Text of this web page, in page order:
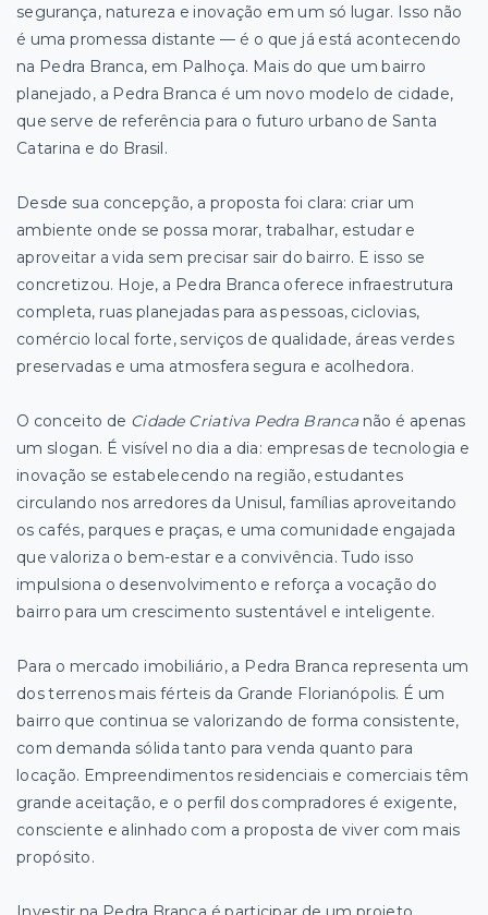
segurança, natureza e inovação em um só lugar. Isso não
é uma promessa distante — é o que já está acontecendo
na Pedra Branca, em Palhoça. Mais do que um bairro
planejado, a Pedra Branca é um novo modelo de cidade,
que serve de referência para o futuro urbano de Santa
Catarina e do Brasil.
Desde sua concepção, a proposta foi clara: criar um
ambiente onde se possa morar, trabalhar, estudar e
aproveitar a vida sem precisar sair do bairro. E isso se
concretizou. Hoje, a Pedra Branca oferece infraestrutura
completa, ruas planejadas para as pessoas, ciclovias,
comércio local forte, serviços de qualidade, áreas verdes
preservadas e uma atmosfera segura e acolhedora.
O conceito de Cidade Criativa Pedra Brancanão é apenas
um slogan. É visível no dia a dia: empresas de tecnologia e
inovação se estabelecendo na região, estudantes
circulando nos arredores da Unisul, famílias aproveitando
os cafés, parques e praças, e uma comunidade engajada
que valoriza o bem-estar e a convivência. Tudo isso
impulsiona o desenvolvimento e reforça a vocação do
bairro para um crescimento sustentável e inteligente.
Para o mercado imobiliário, a Pedra Branca representa um
dos terrenos mais férteis da Grande Florianópolis. É um
bairro que continua se valorizando de forma consistente,
com demanda sólida tanto para venda quanto para
locação. Empreendimentos residenciais e comerciais têm
grande aceitação, e o perfil dos compradores é exigente,
consciente e alinhado com a proposta de viver com mais
propósito.